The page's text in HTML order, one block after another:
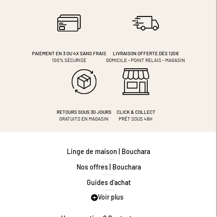
PAIEMENT EN 3 OU 4XSANS FRAIS
100% SÉCURISÉ
LIVRAISON OFFERTE DÈS 120€
DOMICILE - POINT RELAIS - MAGASIN
RETOURS SOUS 30 JOURS
GRATUITS EN MAGASIN
CLICK & COLLECT
PRÊT SOUS 48H
Linge de maison | Bouchara
Nos offres | Bouchara
Guides d'achat
Guide des tailles
Voir plus